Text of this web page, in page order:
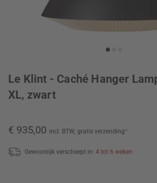
Le Klint - Caché Hanger
XL, zwart
€ 935,00 incl. BTW, gratis verzending*
Gewoonlijk verscheept in: 4 tot 6 weken